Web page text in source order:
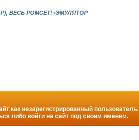
ВЕСЬ РОМСЕТ!+ЭМУЛЯТОР
как незарегистрированный пользователь.
либо войти на сайт под своим именем.